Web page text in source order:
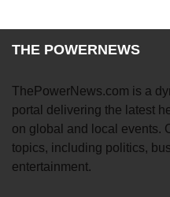
THE POWERNEWS
ThePowerNews.com is a
portal delivering the latest
on global and local events.
topics, including politics,
entertainment.